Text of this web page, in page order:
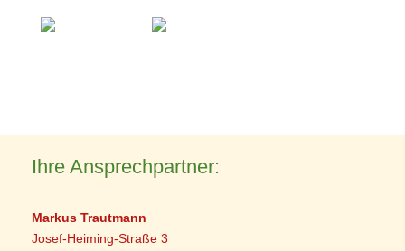
Ihre Ansprechpartner:
Markus Trautmann
Josef-Heiming-Straße 3